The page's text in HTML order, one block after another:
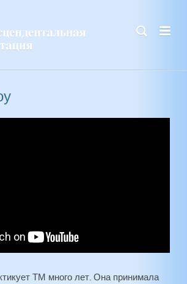
ТМ много лет. Она принимала